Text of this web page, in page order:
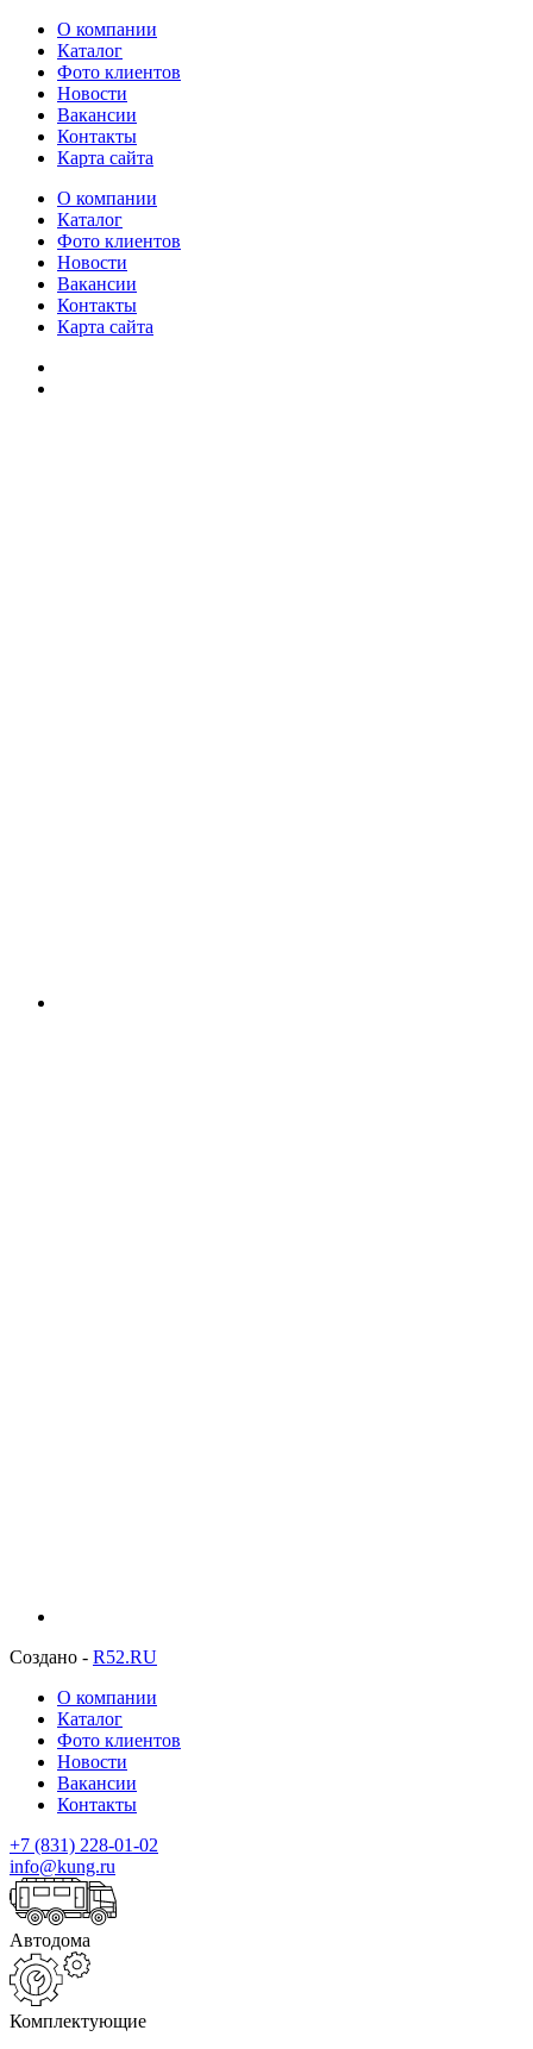
О компании
Каталог
Фото клиентов
Новости
Вакансии
Контакты
Карта сайта
О компании
Каталог
Фото клиентов
Новости
Вакансии
Контакты
Карта сайта
Создано - R52.RU
О компании
Каталог
Фото клиентов
Новости
Вакансии
Контакты
+7 (831) 228-01-02
info@kung.ru
Автодома
Комплектующие